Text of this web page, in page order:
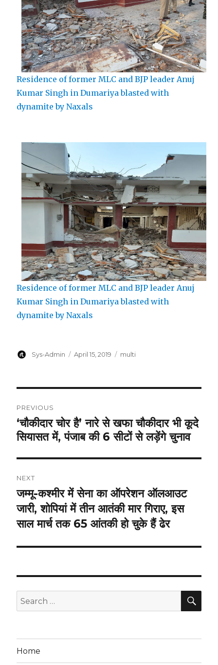
Residence of former MLC and BJP leader Anuj
Kumar Singh in Dumariya blasted with
dynamite by Naxals
Residence of former MLC and BJP leader Anuj
Kumar Singh in Dumariya blasted with
dynamite by Naxals
Author
Sys-Admin
Posted
April 15, 2019 Categories
multi
navigation
PREVIOUS
Previous
post:
‘चौकीदार चोर है’ नारे से खफा चौकीदार भी कूदे
सियासत में, पंजाब की 6 सीटों से लड़ेंगे चुनाव
NEXT
Next
post:
जम्मू-कश्मीर में सेना का ऑपरेशन ऑलआउट
जारी, शोपियां में तीन आतंकी मार गिराए, इस
साल मार्च तक 65 आंतकी हो चुके हैं ढेर
Search
for:
Home